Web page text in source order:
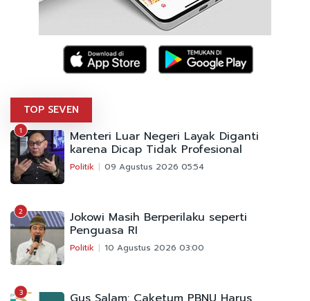
TOP SEVEN
1 Menteri Luar Negeri Layak Diganti
karena Dicap Tidak Profesional
Politik 09 Agustus 2026 05:54
2 Jokowi Masih Berperilaku seperti
Penguasa RI
Politik 10 Agustus 2026 03:00
3